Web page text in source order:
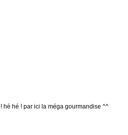
hé hé ! par ici la méga gourmandise ^^